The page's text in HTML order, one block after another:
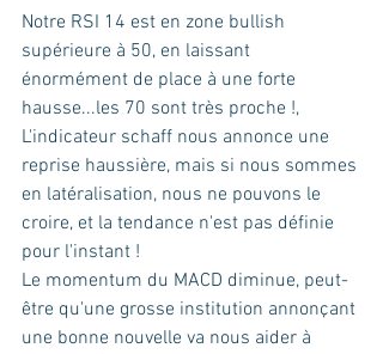
Notre RSI 14 est en zone bullish
supérieure à 50, en laissant
énormément de place à une forte
hausse...les 70 sont très proche !,
L'indicateur schaff nous annonce une
reprise haussière, mais si nous sommes
en latéralisation, nous ne pouvons le
croire, et la tendance n'est pas définie
pour l'instant !
Le momentum du MACD diminue, peut-
être qu'une grosse institution annonçant
une bonne nouvelle va nous aider à